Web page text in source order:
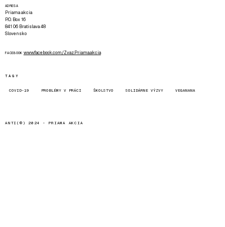
ADRESA
Priama akcia
P.O. Box 16
841 06 Bratislava 48
Slovensko
FACEBOOK www.facebook.com/Zvaz.Priama.akcia
TAGY
COVID-19 PROBLÉMY V PRÁCI ŠKOLSTVO SOLIDÁRNE VÝZVY VEGANANA
ANTI(©) 2024 - PRIAMA AKCIA